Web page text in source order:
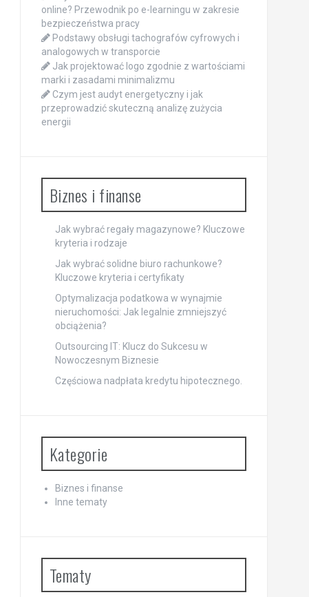
online? Przewodnik po e-learningu w zakresie
bezpieczeństwa pracy
Podstawy obsługi tachografów cyfrowych i
analogowych w transporcie
Jak projektować logo zgodnie z wartościami
marki i zasadami minimalizmu
Czym jest audyt energetyczny i jak
przeprowadzić skuteczną analizę zużycia
energii
Biznes i finanse
Jak wybrać regały magazynowe? Kluczowe
kryteria i rodzaje
Jak wybrać solidne biuro rachunkowe?
Kluczowe kryteria i certyfikaty
Optymalizacja podatkowa w wynajmie
nieruchomości: Jak legalnie zmniejszyć
obciążenia?
Outsourcing IT: Klucz do Sukcesu w
Nowoczesnym Biznesie
Częściowa nadpłata kredytu hipotecznego.
Kategorie
Biznes i finanse
Inne tematy
Tematy